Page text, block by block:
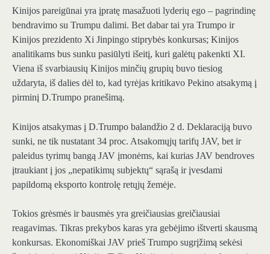
Kinijos pareigūnai yra įpratę masažuoti lyderių ego – pagrindinę
bendravimo su Trumpu dalimi. Bet dabar tai yra Trumpo ir
Kinijos prezidento Xi Jinpingo stiprybės konkursas; Kinijos
analitikams bus sunku pasiūlyti išeitį, kuri galėtų pakenkti XI.
Viena iš svarbiausių Kinijos minčių grupių buvo tiesiog
uždaryta, iš dalies dėl to, kad tyrėjas kritikavo Pekino atsakymą į
pirminį D.Trumpo pranešimą.
Kinijos atsakymas į D.Trumpo balandžio 2 d. Deklaraciją buvo
sunki, ne tik nustatant 34 proc. Atsakomųjų tarifų JAV, bet ir
paleidus tyrimų bangą JAV įmonėms, kai kurias JAV bendroves
įtraukiant į jos „nepatikimų subjektų“ sąrašą ir įvesdami
papildomą eksporto kontrolę retųjų žemėje.
Tokios grėsmės ir bausmės yra greičiausias greičiausiai
reagavimas. Tikras prekybos karas yra gebėjimo ištverti skausmą
konkursas. Ekonomiškai JAV prieš Trumpo sugrįžimą sekėsi